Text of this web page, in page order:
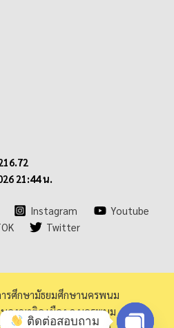
21:44 น.
Instagram
Youtube
Twitter
รศึกษามัธยมศึกษานครพนม
องญาติอ.เมือง จ.นครพนม 48000
ติดต่อสอบถาม